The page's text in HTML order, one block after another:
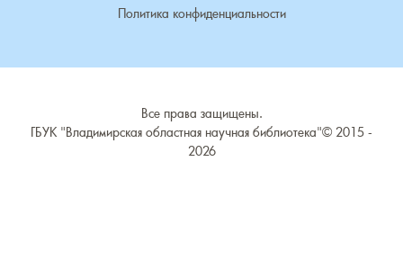
Политика конфиденциальности
Все права защищены.
ГБУК "Владимирская областная научная библиотека"© 2015 -
2026